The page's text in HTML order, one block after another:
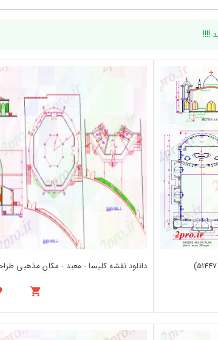
!!!!
دانلود نقشه کلیسا - معبد - مکان مذهبی طراحی